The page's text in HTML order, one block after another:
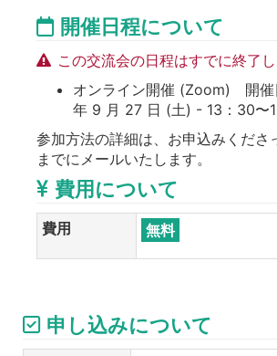
開催日程について
この交流会の日程はすでに終了し
オンライン開催 (Zoom) 開
年 9 月 27 日 (土) - 13：30〜
参加方法の詳細は、お申込みくださ
までにメールいたします。
費用について
費用 無料
申し込みについて